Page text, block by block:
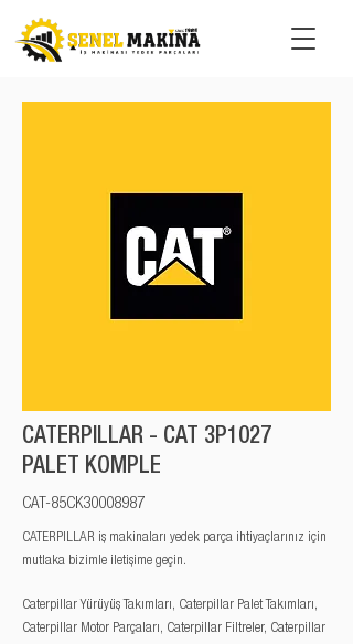
CATERPILLAR - CAT 3P1027
PALET KOMPLE
CAT-85CK30008987
CATERPILLAR iş makinaları yedek parça ihtiyaçlarınız için
mutlaka bizimle iletişime geçin.
Caterpillar Yürüyüş Takımları, Caterpillar Palet Takımları,
Caterpillar Motor Parçaları, Caterpillar Filtreler, Caterpillar